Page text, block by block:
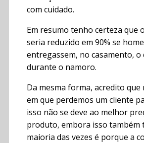
com cuidado.
Em resumo tenho certeza que
seria reduzido em 90% se
entregassem, no casamento, o
durante o namoro.
Da mesma forma, acredito que
em que perdemos um cliente
isso não se deve ao melhor
produto, embora isso também
maioria das vezes é porque a